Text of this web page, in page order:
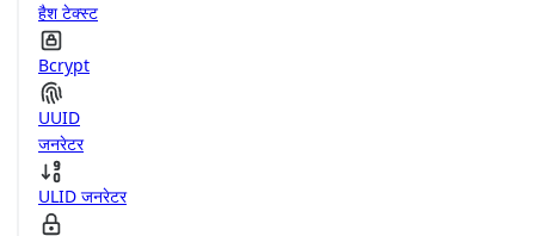
हैश टेक्स्ट
Bcrypt
UUID
जनरेटर
ULID जनरेटर